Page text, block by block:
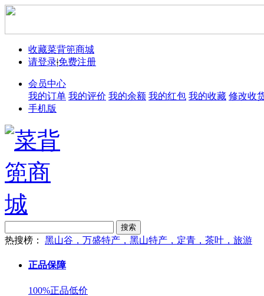
收藏菜背篼商城
请登录|免费注册
会员中心
我的订单 我的评价 我的余额 我的红包 我的收藏 修改收
手机版
搜索
热搜榜： 黑山谷，万盛特产，黑山特产，定青，茶叶，旅游
正品保障
100%正品低价